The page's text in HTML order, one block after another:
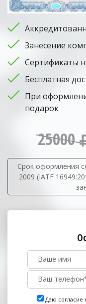
Занесение
Сертификаты
Бесплатная
При
подарок
25000
Срок оформления
2009 (IATF
Даю согласие